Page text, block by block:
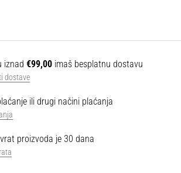
iznad €99,00 imaš besplatnu dostavu
dostave
ili drugi načini plaćanja
proizvoda je 30 dana